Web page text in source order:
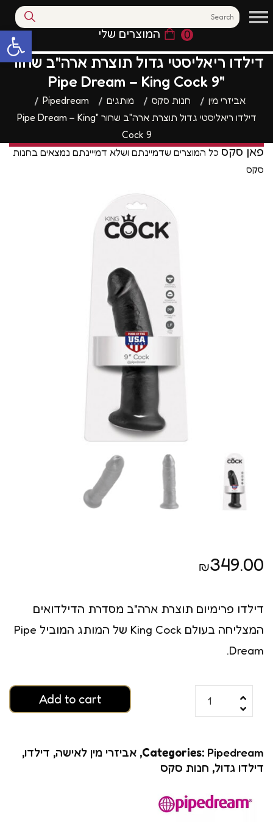
פתח סרגל 0 המוצרים שלי
דילדו ריאליסטי גדול תוצרת ארה"ב שחור
"Pipe Dream – King Cock 9
אביזרי מין חנות סקס מותגים
Pipedream
דילדו ריאליסטי גדול תוצרת ארה"ב שחור "Pipe Dream – King
Cock 9
פאן סקס כל המוצרים שדמיינתם ושלא דמייינתם נמצאים בחנות
סקס
₪349.00
דילדו פרימיום תוצרת ארה"ב מסדרת הדילדואים
המצליחה בעולם King Cock של המותג המוביל Pipe
Dream.
Add to cart
Categories: Pipedream
, אביזרי מין לאישה, דילדו,
דילדו גדול, חנות סקס